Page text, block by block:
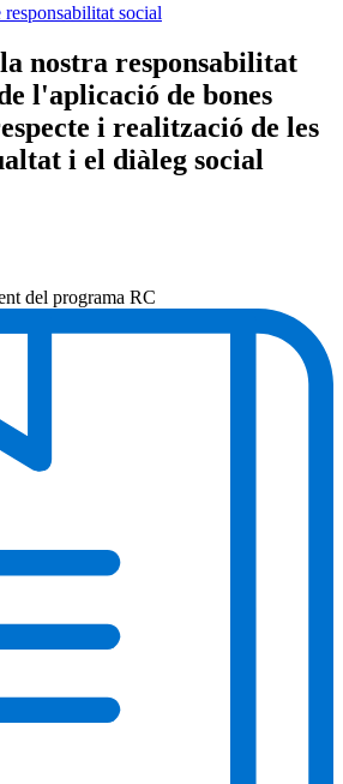
social
nostra responsabilitat
l'aplicació de bones
i realització de les
i el diàleg social